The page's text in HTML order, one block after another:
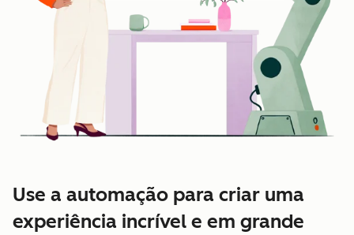
Use a automação para criar uma
experiência incrível e em grande